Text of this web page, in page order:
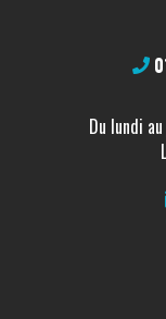
Du lundi